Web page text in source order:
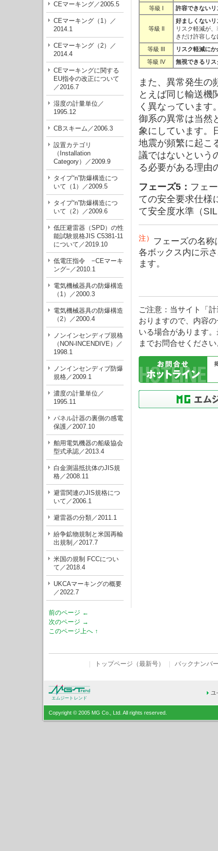
CEマーキング／2005.5
CEマーキング（1）／
2014.1
CEマーキング（2）／
2014.4
CEマーキングに関する
EU指令の改正について
／2016.7
湿度の計量単位／
1995.12
CBスキーム／2006.3
設置カテゴリ
（Installation
Category）／2009.9
タイプ“n”防爆構造につ
いて（1）／2009.5
タイプ“n”防爆構造につ
いて（2）／2009.6
低圧避雷器（SPD）の性
能試験規格JIS C5381-11
について／2019.10
低電圧指令 −CEマーキ
ング−／2010.1
電気機械器具の防爆構造
（1）／2000.3
電気機械器具の防爆構造
（2）／2000.4
ノンインセンディブ規格
（NON-INCENDIVE）／
1998.1
ノンインセンディブ防爆
規格／2009.1
濃度の計量単位／
1995.11
パネル計器の裏側の感電
保護／2007.10
舶用電気機器の船級協会
型式承認／2013.4
白金測温抵抗体のJIS規
格／2008.11
避雷関連のJIS規格につ
いて／2006.1
避雷器の分類／2011.1
紛争鉱物規制と米国再輸
出規制／2017.7
米国の規制 FCCについ
て／2018.4
UKCAマーキングの概要
／2022.7
等級 I
許容できないリ
等級 II
好ましくないリ
リスク軽減が
きだけ許容し
等級 III
リスク軽減に
等級 IV
無視できるリス
また、異常発生の
とえば同じ輸送機
く異なっていま
御系の異常は当然
象にしています。
地震が頻繁に起こ
議ではないという
る必要がある理由
フェーズ5： フェ
ての安全要求仕様
て安全度水準（
注）
フェーズの名称
各ボックス内に示
ます。
ご注意：当サイト「
おりますので、内容
いる場合があります
までお問合せくださ
前のページ ←
次のページ →
このページ上へ ↑
トップページ（最新号） バックナンバ
エムジートレンド
Copyright © 2005 MG Co., Ltd. All rights reserved.